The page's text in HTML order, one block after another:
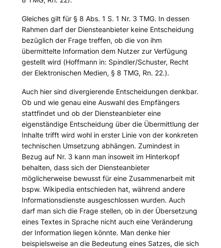
Gleiches gilt für § 8 Abs. 1 S. 1 Nr. 3 TMG. In dessen
Rahmen darf der Diensteanbieter keine Entscheidung
bezüglich der Frage treffen, ob die von ihm
übermittelte Information dem Nutzer zur Verfügung
gestellt wird (Hoffmannin: Spindler/Schuster, Recht
der Elektronischen Medien, § 8 TMG, Rn. 22.).
Auch hier sind divergierende Entscheidungen denkbar.
Ob und wie genau eine Auswahl des Empfängers
stattfindet und ob der Diensteanbieter eine
eigenständige Entscheidung über die Übermittlung der
Inhalte trifft wird wohl in erster Linie von der konkreten
technischen Umsetzung abhängen. Zumindest in
Bezug auf Nr. 3 kann man insoweit im Hinterkopf
behalten, dass sich der Diensteanbieter
möglicherweise bewusst für eine Zusammenarbeit mit
bspw. Wikipedia entschieden hat, während andere
Informationsdienste ausgeschlossen wurden. Auch
darf man sich die Frage stellen, ob in der Übersetzung
eines Textes in Sprache nicht auch eine Veränderung
der Information liegen könnte. Man denke hier
beispielsweise an die Bedeutung eines Satzes, die sich